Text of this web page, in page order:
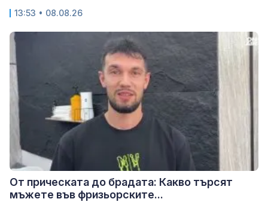
13:53 • 08.08.26
От прическата до брадата: Какво търсят
мъжете във фризьорските...